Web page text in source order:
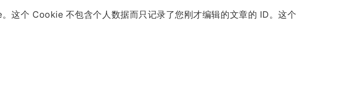
这个 Cookie 不包含个人数据而只记录了您刚才编辑的文章的 ID。这个